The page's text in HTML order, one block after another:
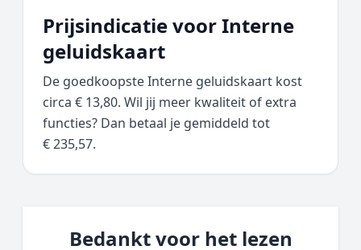
Prijsindicatie voor Interne
geluidskaart
De goedkoopste Interne geluidskaart kost
circa € 13,80. Wil jij meer kwaliteit of extra
functies? Dan betaal je gemiddeld tot
€ 235,57.
Bedankt voor het lezen